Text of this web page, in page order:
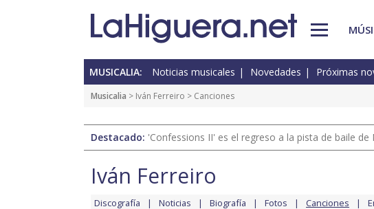
MUSICALIA: Noticias musicales Novedades Próximas
Musicalia > Iván Ferreiro > Canciones
Destacado: 'Confessions II' es el regreso a la pista de baile de
Iván Ferreiro
Discografía Noticias Biografía Fotos Canciones